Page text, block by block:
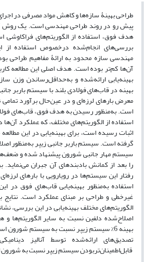
طراحی بهینۀ سازه‌ها و کاهش مواد مصرفی در
پیش رو در روند طراحی مهندسی است. یک روش
هدف فوق، استفاده از الگوریتم‌های فراکاوشی
بررسی‌های انجام‌شده درخصوص استفاده از
مهندسی سازه محدود به ارائۀ مفاهیم طراحی
آن‌ها کم‌تر بوده است. هدف اصلی این مطالعه
بهینه‌یابی ارائه‌شده و به‌حداقل‌رساندن وزن
بهینه در قاب‌های فولادی بلند با سیستم باربر
معرض بارهای لرزه‌ای و در عین‌حال برآورد تمامی
استفاده از الگوریتم‌های مختلف، که عملکرد آن‌ها
اثبات رسیده است، برای بهینه‌یابی در این
گرفته است. سیستم باربر جانبی زیپر به‌منظور
سیستم مهار جانبی شورون پیشنهاد شده و
را بعد از کمانش بادبندهای آن جبران می‌نماید.
رفتار این سیستم‌ها در رویارویی با بارهای
استفاده به‌منظور بهینه‌یابی قاب‌های فوق در این
غیرخطی و طراحی بر مبنای عملکرد است.
الگوریتم‌های مختلف بهینه‌یابی در این بررسی،
اصلاح‌شده دلفین نسبت به سایر الگوریتم‌ها
بهینه 6% سیستم زیپر نسبت به سیستم
تصدیق‌های ارائه‌شده توسط آنالیز
قابل‌اطمینان‌تربودن سیستم زیپر نسبت به